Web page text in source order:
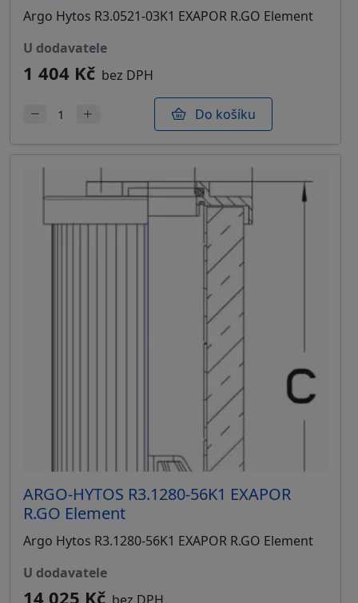
Argo Hytos R3.0521-03K1 EXAPOR R.GO Element
u dodavatele
1 404 Kč bez DPH
Do košíku
ARGO-HYTOS R3.1280-56K1 EXAPOR
R.GO Element
Argo Hytos R3.1280-56K1 EXAPOR R.GO Element
u dodavatele
14 025 Kč